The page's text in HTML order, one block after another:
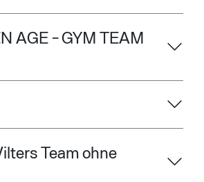
AGE - GYM TEAM
Team ohne